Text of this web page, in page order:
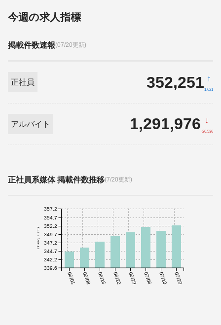
今週の求人指標
掲載件数速報(07/20更新)
正社員 352,251 ↑
1,621
アルバイト 1,291,976 ↓
-26,536
正社員系媒体 掲載件数推移(7/20更新)
06/01 06/08 06/15 06/22 06/29 07/06 07/13 07/20
件数(千件)
339.6
342.2
344.7
347.2
349.7
352.2
354.7
357.2